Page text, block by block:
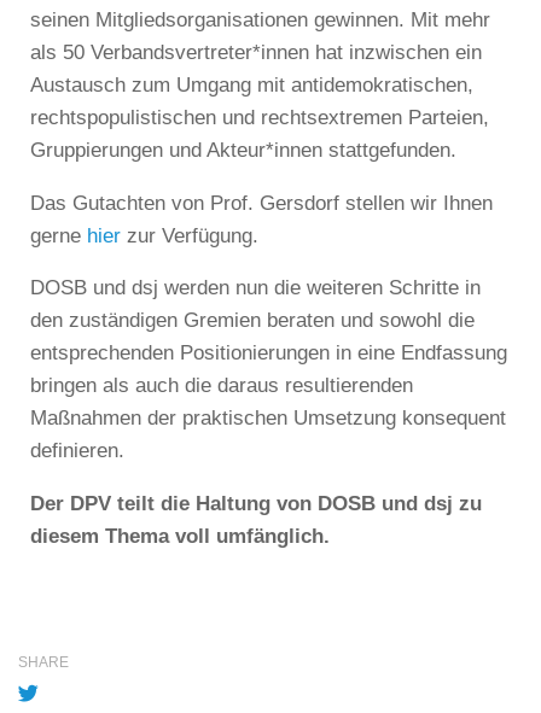
seinen Mitgliedsorganisationen gewinnen. Mit mehr
als 50 Verbandsvertreter*innen hat inzwischen ein
Austausch zum Umgang mit antidemokratischen,
rechtspopulistischen und rechtsextremen Parteien,
Gruppierungen und Akteur*innen stattgefunden.
Das Gutachten von Prof. Gersdorf stellen wir Ihnen
gerne hier zur Verfügung.
DOSB und dsj werden nun die weiteren Schritte in
den zuständigen Gremien beraten und sowohl die
entsprechenden Positionierungen in eine Endfassung
bringen als auch die daraus resultierenden
Maßnahmen der praktischen Umsetzung konsequent
definieren.
Der DPV teilt die Haltung von DOSB und dsj zu
diesem Thema voll umfänglich.
SHARE